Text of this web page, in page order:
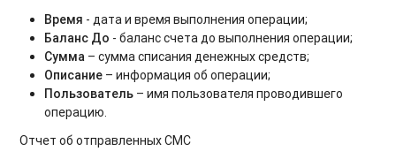
Время - дата и время выполнения операции;
Баланс До - баланс счета до выполнения операции;
Сумма – сумма списания денежных средств;
Описание – информация об операции;
Пользователь – имя пользователя проводившего
операцию.
Отчет об отправленных СМС